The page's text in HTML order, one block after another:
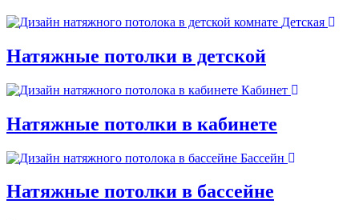
Детская
Натяжные потолки в детской
Кабинет
Натяжные потолки в кабинете
Бассейн
Натяжные потолки в бассейне